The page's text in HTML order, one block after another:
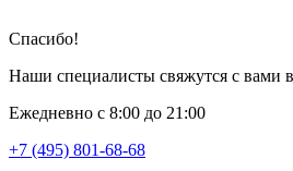
Спасибо!
Наши специалисты свяжутся с вами
Ежедневно с 8:00 до 21:00
+7 (495) 801-68-68